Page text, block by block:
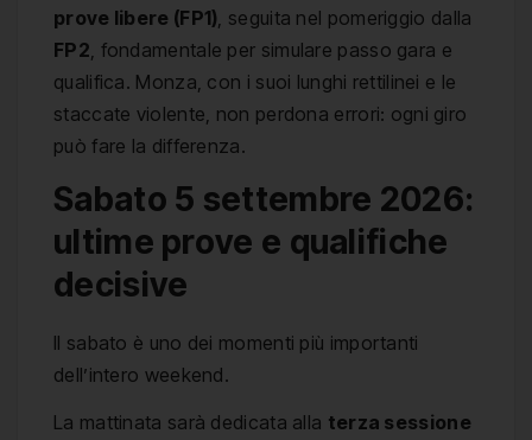
prove libere (FP1), seguita nel pomeriggio dalla
FP2, fondamentale per simulare passo gara e
qualifica. Monza, con i suoi lunghi rettilinei e le
staccate violente, non perdona errori: ogni giro
può fare la differenza.
Sabato 5 settembre 2026:
ultime prove e qualifiche
decisive
Il sabato è uno dei momenti più importanti
dell’intero weekend.
La mattinata sarà dedicata alla terza sessione